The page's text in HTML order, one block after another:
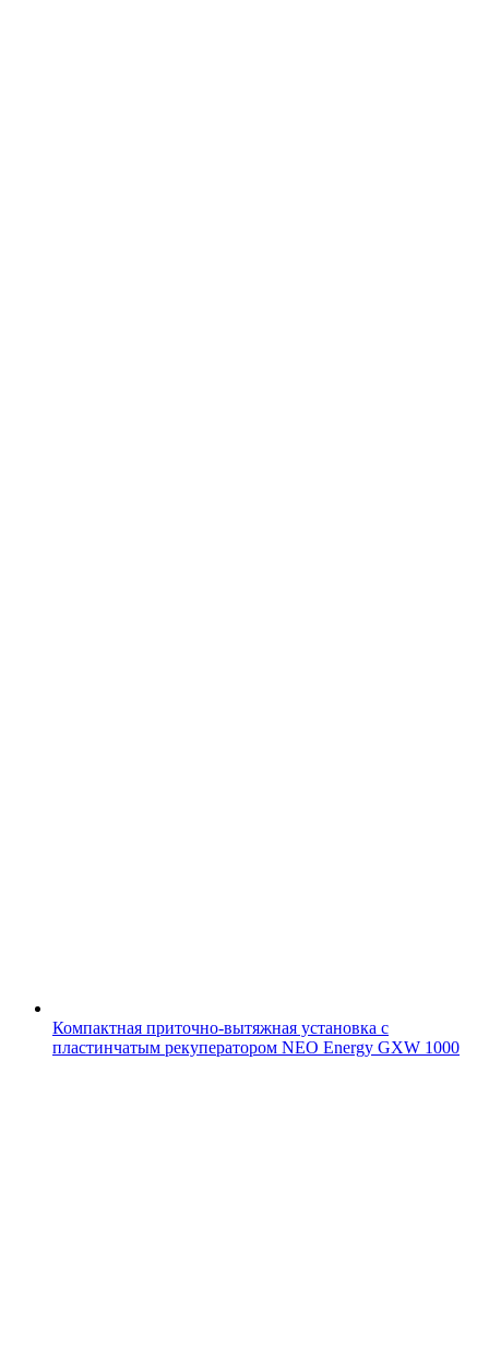
Компактная приточно-вытяжная установка с
пластинчатым рекуператором NEO Energy GXW 1000